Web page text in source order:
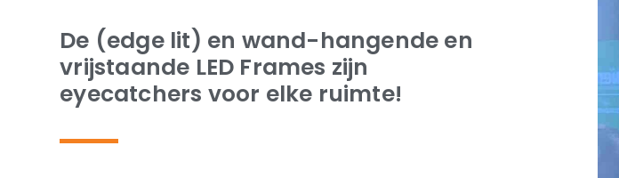
De (edge lit) en wand-hangende en
vrijstaande LED Frames zijn
eyecatchers voor elke ruimte!